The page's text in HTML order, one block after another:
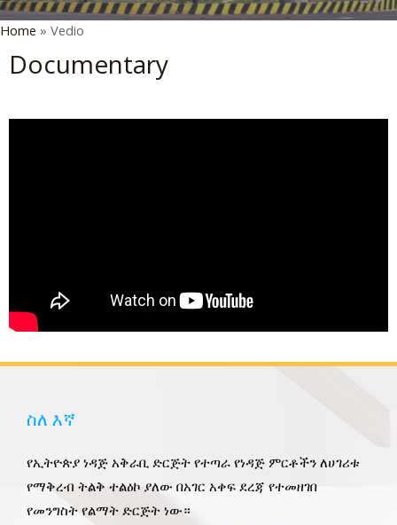
Home » Vedio
Documentary
ስለ እኛ
የኢትዮጵያ ነዳጅ አቅራቢ ድርጅት የተጣራ የነዳጅ ምርቶችን ለሀገሪቱ
የማቅረብ ትልቅ ተልዕኮ ያለው በአገር አቀፍ ደረጃ የተመዘገበ
የመንግስት የልማት ድርጅት ነው።